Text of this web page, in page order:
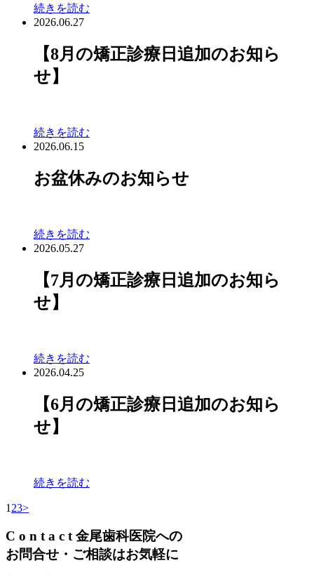
続きを読む
2026.06.27
【8月の矯正診療日追加のお知ら
せ】
続きを読む
2026.06.15
お盆休みのお知らせ
続きを読む
2026.05.27
【7月の矯正診療日追加のお知ら
せ】
続きを読む
2026.04.25
【6月の矯正診療日追加のお知ら
せ】
続きを読む
1 23>
C o n t a c t 金尾歯科医院への
お問合せ・ご相談はお気軽に